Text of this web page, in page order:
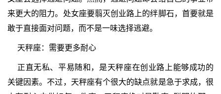
来更大的阻力。处女座要翦灭创业路上的绊脚石，首要就是
敢于直接面对问题，而不是一味选择逃避。
天秤座：需要更多耐心
正直无私、平易随和，是天秤座在创业路上能够成功的
关键因素。不过，天秤座有个很大的缺点就是急于求成，很